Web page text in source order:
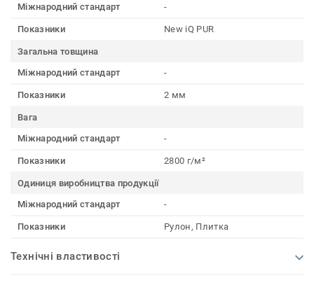
Міжнародний стандарт
-
Показники New iQ PUR
Загальна товщина
Міжнародний стандарт
-
Показники 2 мм
Вага
Міжнародний стандарт
-
Показники 2800 г/м²
Одиниця виробництва продукції
Міжнародний стандарт
-
Показники Рулон, Плитка
Технічні властивості